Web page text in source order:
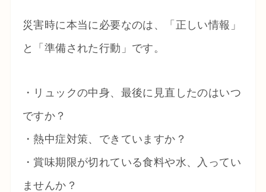
災害時に本当に必要なのは、「正しい情報」
と「準備された行動」です。
・リュックの中身、最後に見直したのはいつ
ですか？
・熱中症対策、できていますか？
・賞味期限が切れている食料や水、入ってい
ませんか？